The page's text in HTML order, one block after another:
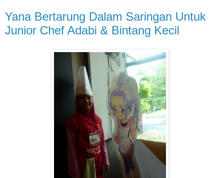
Yana Bertarung Dalam Saringan Untuk
Junior Chef Adabi & Bintang Kecil